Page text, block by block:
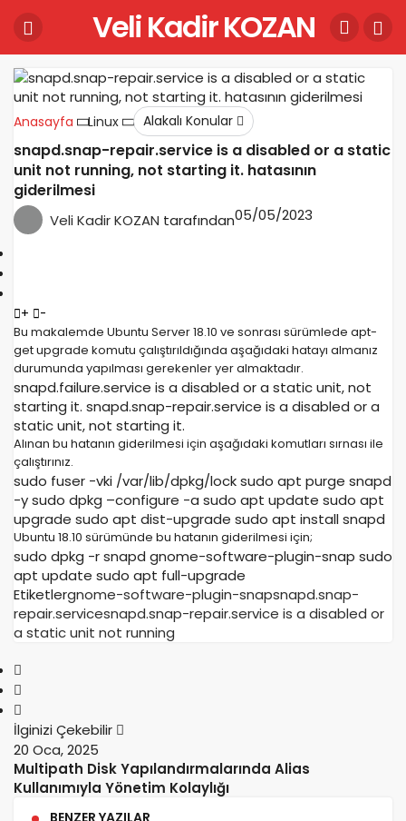
Veli Kadir KOZAN
Anasayfa Linux Alakalı Konular
snapd.snap-repair.service is a disabled or a static
unit not running, not starting it. hatasının
giderilmesi
Veli Kadir KOZAN tarafından05/05/2023
+
-
Bu makalemde Ubuntu Server 18.10 ve sonrası sürümlede apt-
get upgrade komutu çalıştırıldığında aşağıdaki hatayı almanız
durumunda yapılması gerekenler yer almaktadır.
snapd.failure.service is a disabled or a static unit, not
starting it. snapd.snap-repair.service is a disabled or a
static unit, not starting it.
Alınan bu hatanın giderilmesi için aşağıdaki komutları sırnası ile
çalıştırınız.
sudo fuser -vki /var/lib/dpkg/lock sudo apt purge snapd
-y sudo dpkg –configure -a sudo apt update sudo apt
upgrade sudo apt dist-upgrade sudo apt install snapd
Ubuntu 18.10 sürümünde bu hatanın giderilmesi için;
sudo dpkg -r snapd gnome-software-plugin-snap sudo
apt update sudo apt full-upgrade
Etiketlergnome-software-plugin-snapsnapd.snap-
repair.servicesnapd.snap-repair.service is a disabled or
a static unit not running
İlginizi Çekebilir
20 Oca, 2025
Multipath Disk Yapılandırmalarında Alias
Kullanımıyla Yönetim Kolaylığı
BENZER YAZILAR